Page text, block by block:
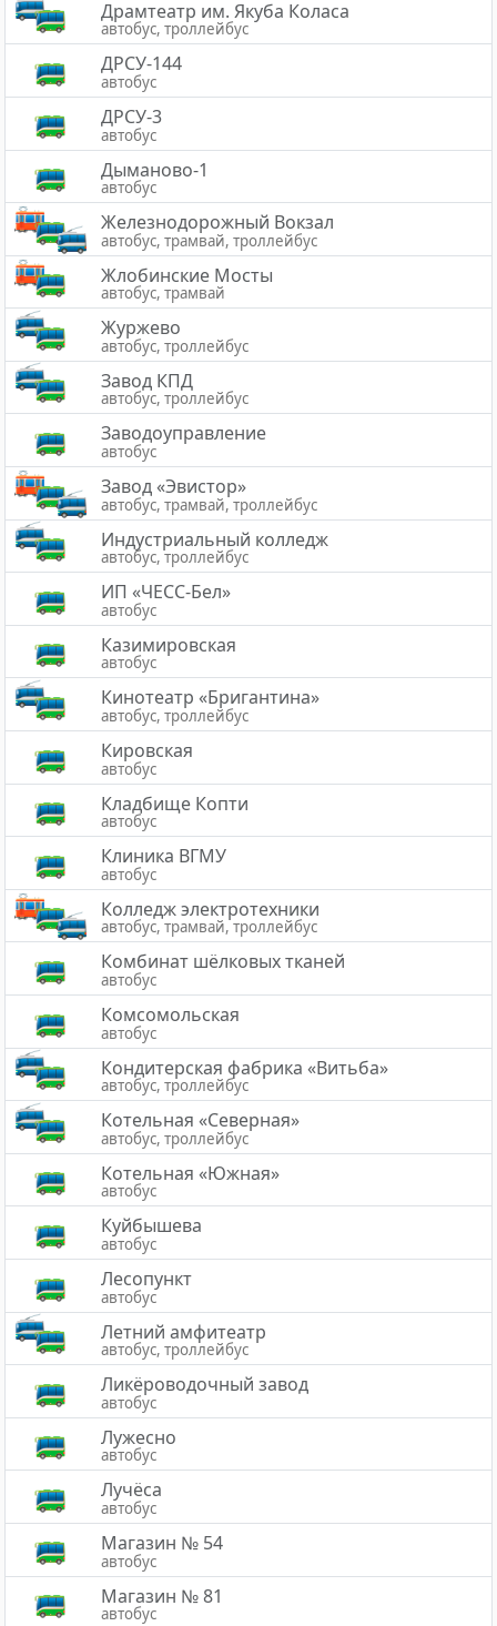
Драмтеатр им. Якуба Коласа
автобус, троллейбус
ДРСУ-144
автобус
ДРСУ-3
автобус
Дыманово-1
автобус
Железнодорожный Вокзал
автобус, трамвай, троллейбус
Жлобинские Мосты
автобус, трамвай
Журжево
автобус, троллейбус
Завод КПД
автобус, троллейбус
Заводоуправление
автобус
Завод «Эвистор»
автобус, трамвай, троллейбус
Индустриальный колледж
автобус, троллейбус
ИП «ЧЕСС-Бел»
автобус
Казимировская
автобус
Кинотеатр «Бригантина»
автобус, троллейбус
Кировская
автобус
Кладбище Копти
автобус
Клиника ВГМУ
автобус
Колледж электротехники
автобус, трамвай, троллейбус
Комбинат шёлковых тканей
автобус
Комсомольская
автобус
Кондитерская фабрика «Витьба»
автобус, троллейбус
Котельная «Северная»
автобус, троллейбус
Котельная «Южная»
автобус
Куйбышева
автобус
Лесопункт
автобус
Летний амфитеатр
автобус, троллейбус
Ликёроводочный завод
автобус
Лужесно
автобус
Лучёса
автобус
Магазин № 54
автобус
Магазин № 81
автобус